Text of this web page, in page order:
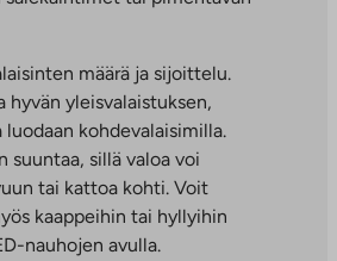
määrä ja sijoittelu.
hyvän yleisvalaistuksen,
kohdevalaisimilla.
suuntaa, sillä valoa voi
tai kattoa kohti. Voit
kaappeihin tai hyllyihin
nauhojen avulla.